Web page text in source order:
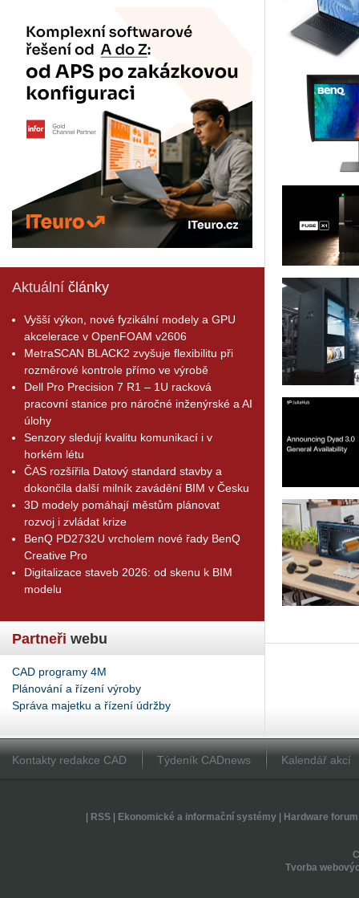
Aktuální články
Vyšší výkon, nové fyzikální modely a GPU
akcelerace v OpenFOAM v2606
MetraSCAN BLACK2 zvyšuje flexibilitu při
rozměrové kontrole přímo ve výrobě
Dell Pro Precision 7 R1 – 1U racková
pracovní stanice pro náročné inženýrské a AI
úlohy
Senzory sledují kvalitu komunikací i v
horkém létu
ČAS rozšířila Datový standard stavby a
dokončila další milník zavádění BIM v Česku
3D modely pomáhají městům plánovat
rozvoj i zvládat krize
BenQ PD2732U vrcholem nové řady BenQ
Creative Pro
Digitalizace staveb 2026: od skenu k BIM
modelu
Partneři webu
CAD programy 4M
Plánování a řízení výroby
Správa majetku a řízení údržby
Kontakty redakce CAD Týdeník CADnews Kalendář akcí
RSS| Ekonomické a informační systémy| Hardware forum
Tvorba